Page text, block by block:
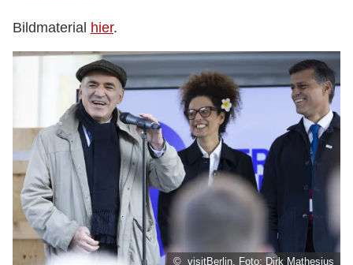
© visitBerlin, Foto: Dirk Mathesius
Bildmaterial hier.